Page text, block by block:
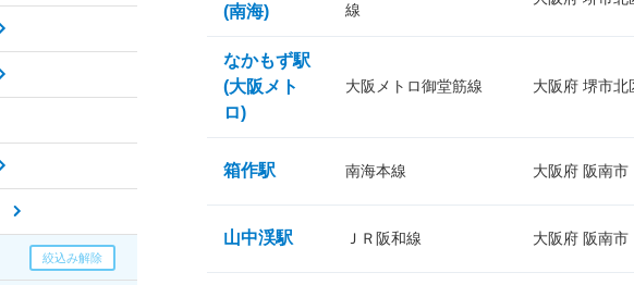
(南海)
線
なかもず駅
(大阪メト
ロ)
大阪メトロ御堂筋線 大阪府 堺市北
箱作駅 南海本線 大阪府 阪南市
山中渓駅 ＪＲ阪和線 大阪府 阪南市